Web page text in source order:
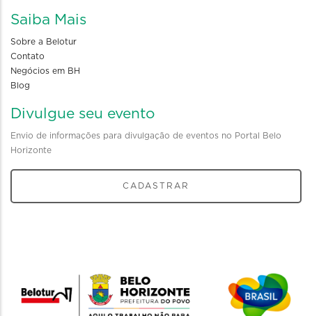
Saiba Mais
Sobre a Belotur
Contato
Negócios em BH
Blog
Divulgue seu evento
Envio de informações para divulgação de eventos no Portal Belo
Horizonte
CADASTRAR